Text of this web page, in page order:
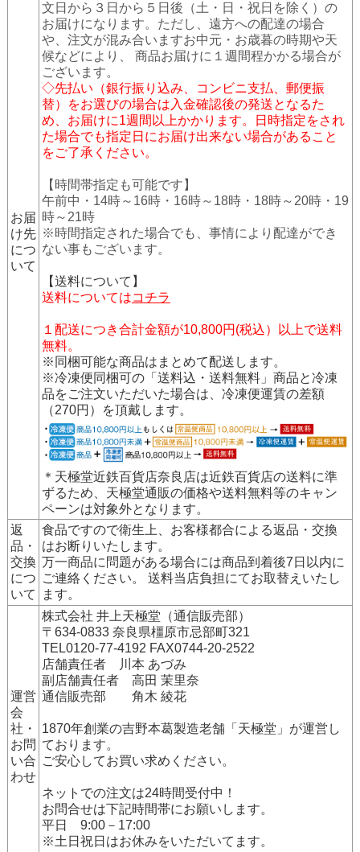
お届
け先
につ
いて
文日から３日から５日後（土・日・祝日を除く）の
お届けになります。ただし、遠方への配達の場合
や、注文が混み合いますお中元・お歳暮の時期や天
候などにより、 商品お届けに１週間程かかる場合が
ございます。
◇先払い（銀行振り込み、コンビニ支払、郵便振
替）をお選びの場合は入金確認後の発送となるた
め、お届けに1週間以上かかります。日時指定をされ
た場合でも指定日にお届け出来ない場合があること
をご了承ください。
【時間帯指定も可能です】
午前中・14時～16時・16時～18時・18時～20時・19
時～21時
※時間指定された場合でも、事情により配達ができ
ない事もございます。
【送料について】
送料についてはコチラ
１配送につき合計金額が10,800円(税込）以上で送料
無料。
※同梱可能な商品はまとめて配送します。
※冷凍便同梱可の「送料込・送料無料」商品と冷凍
品をご注文いただいた場合は、冷凍便運賃の差額
（270円）を頂戴します。
＊天極堂近鉄百貨店奈良店は近鉄百貨店の送料に準
ずるため、天極堂通販の価格や送料無料等のキャン
ペーンは対象外となります。
返
品・
交換
につ
いて
食品ですので衛生上、お客様都合による返品・交換
はお断りいたします。
万一商品に問題がある場合には商品到着後7日以内に
ご連絡ください。 送料当店負担にてお取替えいたし
ます。
運営
会
社・
お問
い合
わせ
株式会社 井上天極堂（通信販売部）
〒634-0833 奈良県橿原市忌部町321
TEL0120-77-4192 FAX0744-20-2522
店舗責任者 川本 あづみ
副店舗責任者 高田 茉里奈
通信販売部 角木 綾花
1870年創業の吉野本葛製造老舗「天極堂」が運営し
ております。
ご安心してお買い求めください。
ネットでの注文は24時間受付中！
お問合せは下記時間帯にお願いします。
平日 9:00－17:00
※土日祝日はお休みをいただいてます。